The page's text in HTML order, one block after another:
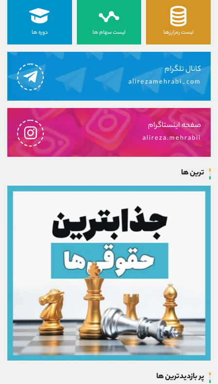
لیست رمزارزها لیست سهام ها دوره ها
کانال تلگرام
alirezamehrabi_com
صفحه اینستاگرام
alireza.mehrabii
ترین ها
پر بازدیدترین ها